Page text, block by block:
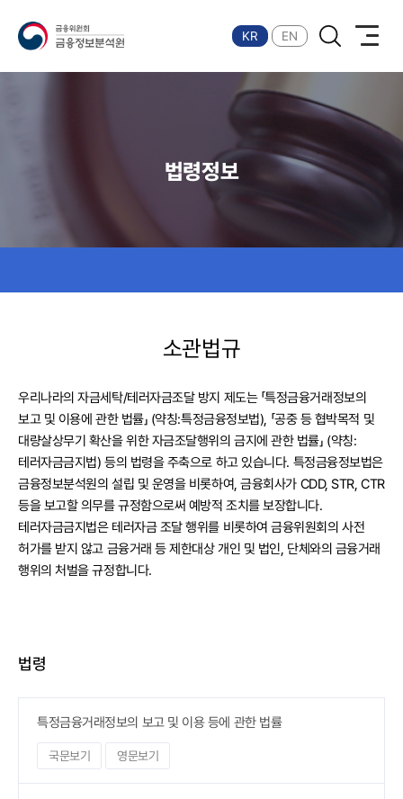
KR EN
금융위원회 금융정보분석원
법령정보
소관법규
우리나라의 자금세탁/테러자금조달 방지 제도는 「특정금융거래정보의
보고 및 이용에 관한 법률」 (약칭:특정금융정보법), 「공중 등 협박목적 및
대량살상무기 확산을 위한 자금조달행위의 금지에 관한 법률」 (약칭:
테러자금금지법) 등의 법령을 주축으로 하고 있습니다. 특정금융정보법은
금융정보분석원의 설립 및 운영을 비롯하여, 금융회사가 CDD, STR, CTR
등을 보고할 의무를 규정함으로써 예방적 조치를 보장합니다.
테러자금금지법은 테러자금 조달 행위를 비롯하여 금융위원회의 사전
허가를 받지 않고 금융거래 등 제한대상 개인 및 법인, 단체와의 금융거래
행위의 처벌을 규정합니다.
법령
특정금융거래정보의 보고 및 이용 등에 관한 법률
국문보기 영문보기